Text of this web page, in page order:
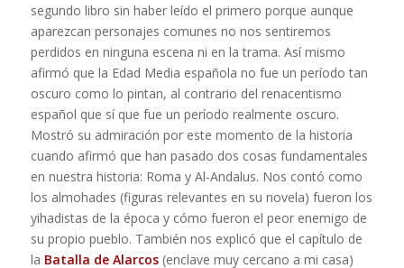
segundo libro sin haber leído el primero porque aunque
aparezcan personajes comunes no nos sentiremos
perdidos en ninguna escena ni en la trama. Así mismo
afirmó que la Edad Media española no fue un período tan
oscuro como lo pintan, al contrario del renacentismo
español que sí que fue un período realmente oscuro.
Mostró su admiración por este momento de la historia
cuando afirmó que han pasado dos cosas fundamentales
en nuestra historia: Roma y Al-Andalus. Nos contó como
los almohades (figuras relevantes en su novela) fueron los
yihadistas de la época y cómo fueron el peor enemigo de
su propio pueblo. También nos explicó que el capítulo de
la Batalla de Alarcos(enclave muy cercano a mi casa)